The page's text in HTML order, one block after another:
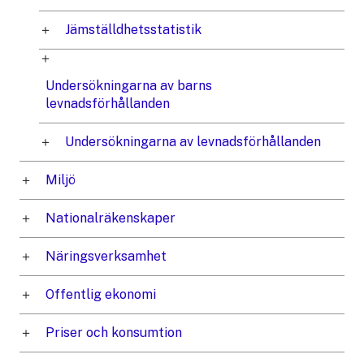
Jämställdhetsstatistik
Undersökningarna av barns
levnadsförhållanden
Undersökningarna av levnadsförhållanden
Miljö
Nationalräkenskaper
Näringsverksamhet
Offentlig ekonomi
Priser och konsumtion